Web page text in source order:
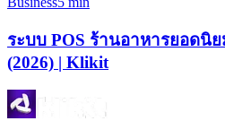
ระบบ POS ร้านอาหารยอดนิ
(2026) | Klikit